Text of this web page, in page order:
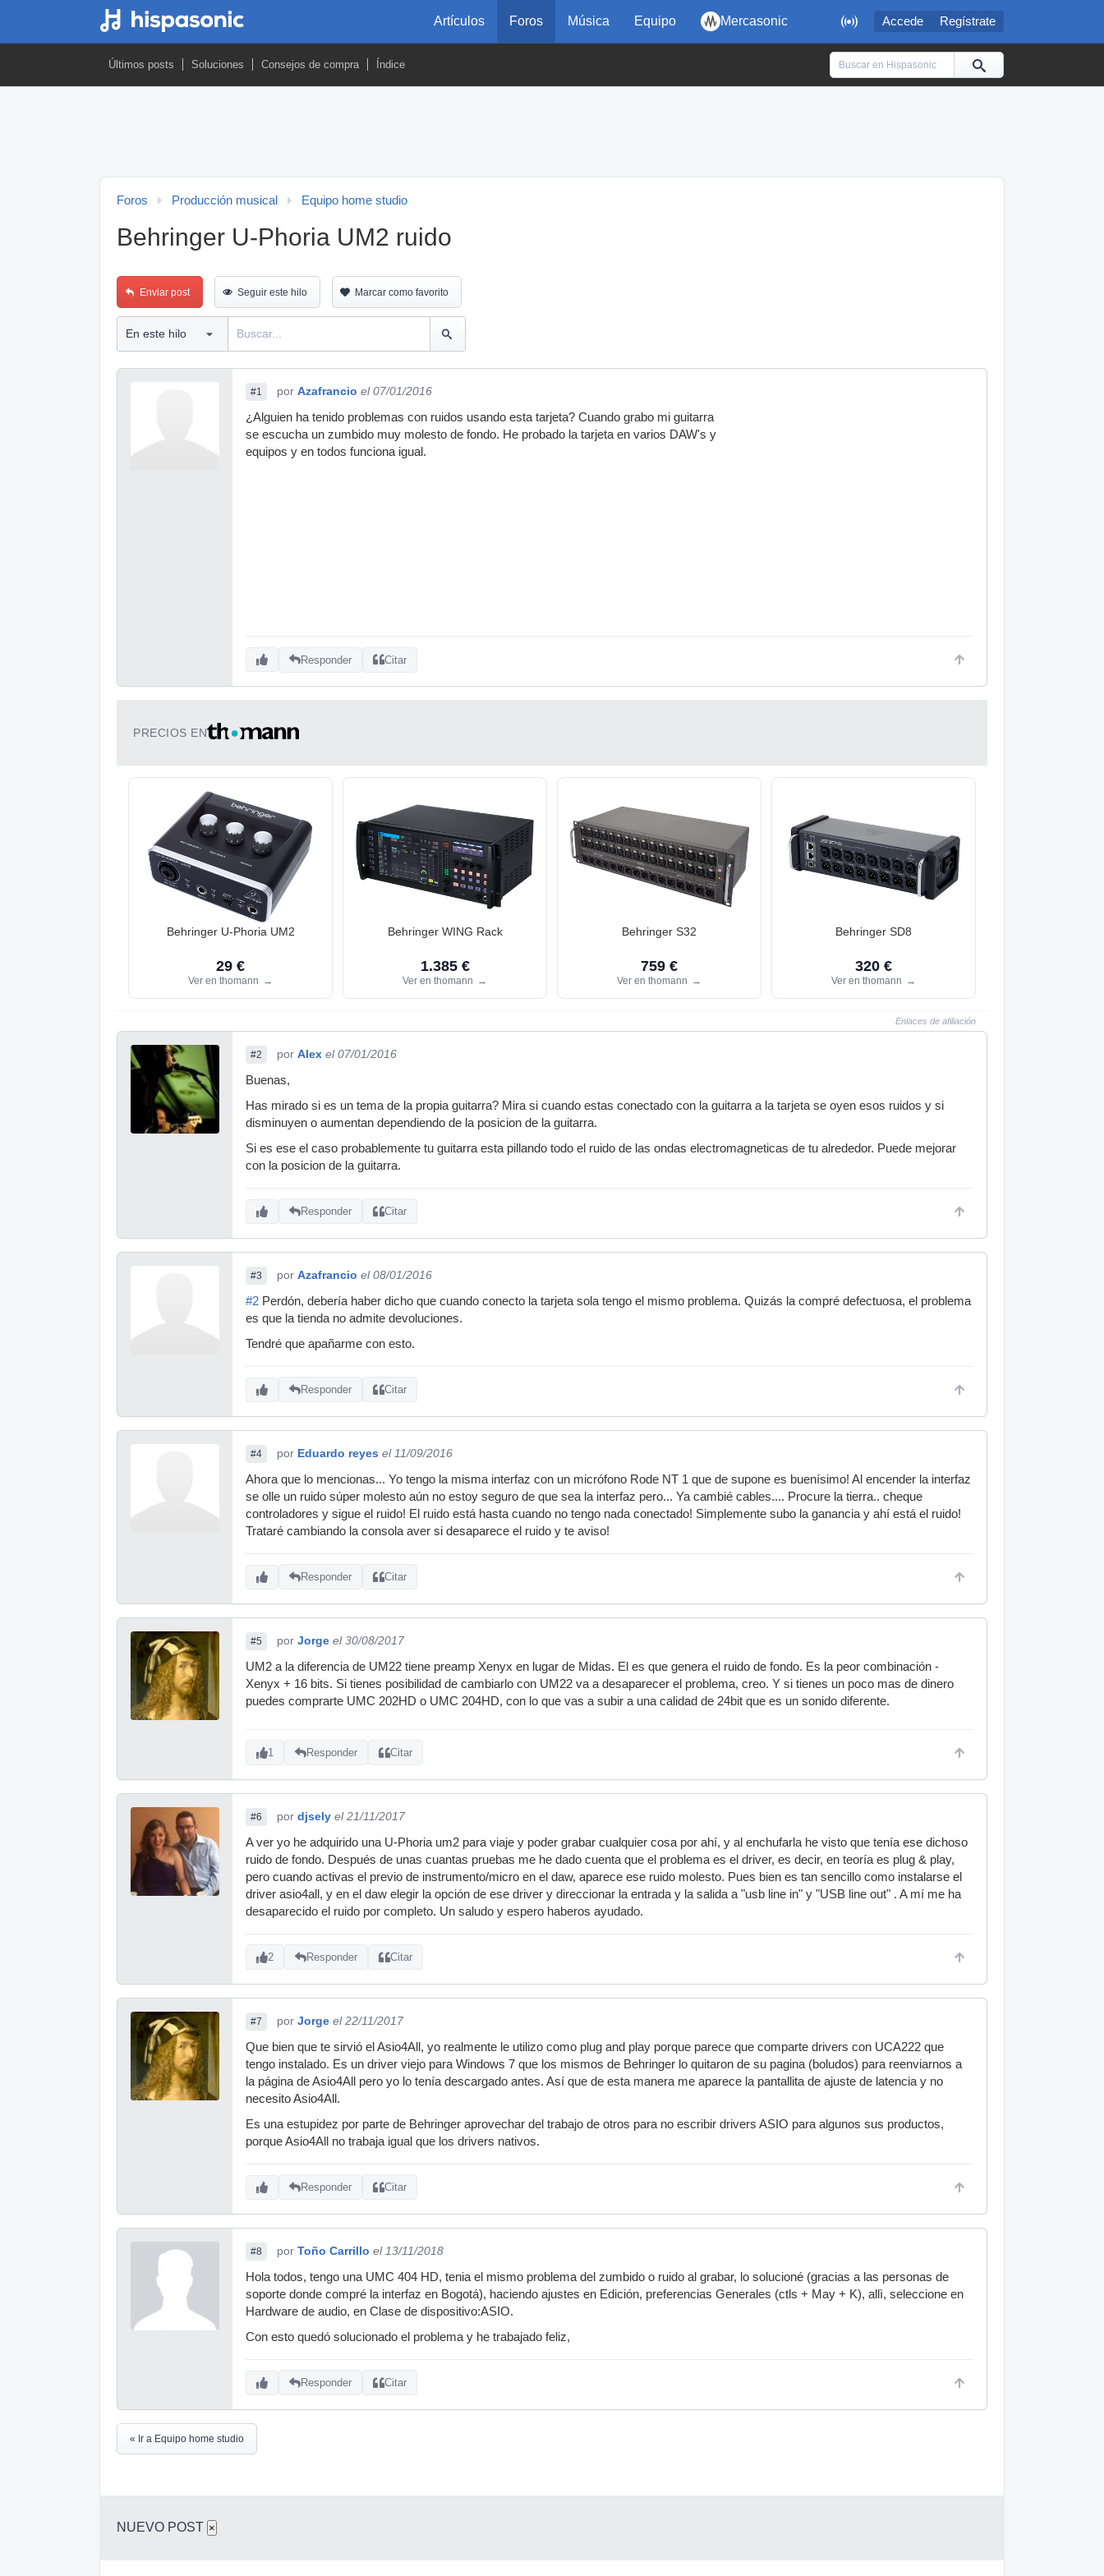
 Accede Regístrate
Artículos Foros Música Equipo Mercasonic
Últimos posts Soluciones Consejos de compra Índice
Foros Producción musical Equipo home studio
Behringer U-Phoria UM2 ruido
Enviar post Seguir este hilo Marcar como favorito
#1 por Azafrancio el 07/01/2016
¿Alguien ha tenido problemas con ruidos usando esta tarjeta? Cuando grabo mi guitarra
se escucha un zumbido muy molesto de fondo. He probado la tarjeta en varios DAW's y
equipos y en todos funciona igual.
Responder Citar
PRECIOS EN
Behringer U-Phoria UM2
29 €
Ver en thomann →
Behringer WING Rack
1.385 €
Ver en thomann →
Behringer S32
759 €
Ver en thomann →
Behringer SD8
320 €
Ver en thomann →
Enlaces de afiliación
#2 por Alex el 07/01/2016
Buenas,
Has mirado si es un tema de la propia guitarra? Mira si cuando estas conectado con la guitarra a la tarjeta se oyen esos ruidos y si
disminuyen o aumentan dependiendo de la posicion de la guitarra.
Si es ese el caso probablemente tu guitarra esta pillando todo el ruido de las ondas electromagneticas de tu alrededor. Puede mejorar
con la posicion de la guitarra.
Responder Citar
#3 por Azafrancio el 08/01/2016
#2 Perdón, debería haber dicho que cuando conecto la tarjeta sola tengo el mismo problema. Quizás la compré defectuosa, el problema
es que la tienda no admite devoluciones.
Tendré que apañarme con esto.
Responder Citar
#4 por Eduardo reyes el 11/09/2016
Ahora que lo mencionas... Yo tengo la misma interfaz con un micrófono Rode NT 1 que de supone es buenísimo! Al encender la interfaz
se olle un ruido súper molesto aún no estoy seguro de que sea la interfaz pero... Ya cambié cables.... Procure la tierra.. cheque
controladores y sigue el ruido! El ruido está hasta cuando no tengo nada conectado! Simplemente subo la ganancia y ahí está el ruido!
Trataré cambiando la consola aver si desaparece el ruido y te aviso!
Responder Citar
#5 por Jorge el 30/08/2017
UM2 a la diferencia de UM22 tiene preamp Xenyx en lugar de Midas. El es que genera el ruido de fondo. Es la peor combinación -
Xenyx + 16 bits. Si tienes posibilidad de cambiarlo con UM22 va a desaparecer el problema, creo. Y si tienes un poco mas de dinero
puedes comprarte UMC 202HD o UMC 204HD, con lo que vas a subir a una calidad de 24bit que es un sonido diferente.
1 Responder Citar
#6 por djsely el 21/11/2017
A ver yo he adquirido una U-Phoria um2 para viaje y poder grabar cualquier cosa por ahí, y al enchufarla he visto que tenía ese dichoso
ruido de fondo. Después de unas cuantas pruebas me he dado cuenta que el problema es el driver, es decir, en teoría es plug & play,
pero cuando activas el previo de instrumento/micro en el daw, aparece ese ruido molesto. Pues bien es tan sencillo como instalarse el
driver asio4all, y en el daw elegir la opción de ese driver y direccionar la entrada y la salida a "usb line in" y "USB line out" . A mí me ha
desaparecido el ruido por completo. Un saludo y espero haberos ayudado.
2 Responder Citar
#7 por Jorge el 22/11/2017
Que bien que te sirvió el Asio4All, yo realmente le utilizo como plug and play porque parece que comparte drivers con UCA222 que
tengo instalado. Es un driver viejo para Windows 7 que los mismos de Behringer lo quitaron de su pagina (boludos) para reenviarnos a
la página de Asio4All pero yo lo tenía descargado antes. Así que de esta manera me aparece la pantallita de ajuste de latencia y no
necesito Asio4All.
Es una estupidez por parte de Behringer aprovechar del trabajo de otros para no escribir drivers ASIO para algunos sus productos,
porque Asio4All no trabaja igual que los drivers nativos.
Responder Citar
#8 por Toño Carrillo el 13/11/2018
Hola todos, tengo una UMC 404 HD, tenia el mismo problema del zumbido o ruido al grabar, lo solucioné (gracias a las personas de
soporte donde compré la interfaz en Bogotá), haciendo ajustes en Edición, preferencias Generales (ctls + May + K), allì, seleccione en
Hardware de audio, en Clase de dispositivo:ASIO.
Con esto quedó solucionado el problema y he trabajado feliz,
Responder Citar
« Ir a Equipo home studio
NUEVO POST ×